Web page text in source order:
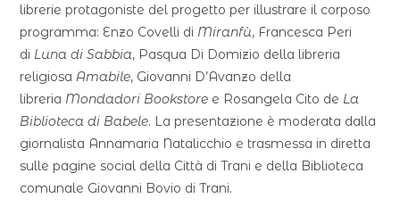
librerie protagoniste del progetto per illustrare il corposo
programma: Enzo Covelli di Miranfù, Francesca Peri
di Luna di Sabbia, Pasqua Di Domizio della libreria
religiosaAmabile, Giovanni D’Avanzo della
libreria Mondadori Bookstore e Rosangela Cito de La
Biblioteca di Babele. La presentazione è moderata dalla
giornalista Annamaria Natalicchio e trasmessa in diretta
sulle pagine social della Città di Trani e della Biblioteca
comunale Giovanni Bovio di Trani.